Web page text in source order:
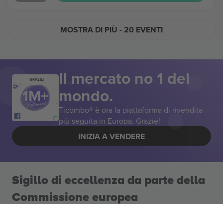
MOSTRA DI PIÙ - 20 EVENTI
GRAZIE! Il mercato no 1 del
mondo.
Ticombo® è ora la piattaforma di rivendita
più seguita in Europa. Grazie!
INIZIA A VENDERE
Sigillo di eccellenza da parte della
Commissione europea